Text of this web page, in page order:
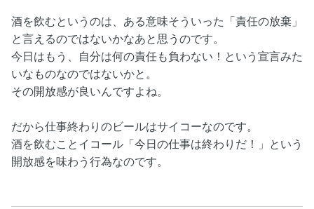
酒を飲むというのは、ある意味そういった「責任の放棄」
と言えるのではないかなあと思うのです。
今日はもう、自分は何の責任も負わない！という宣言みた
いなものなのではないかと。
その開放感が良いんですよね。
だから仕事終わりのビールはサイコーなのです。
酒を飲むことイコール「今日の仕事は終わりだ！」という
開放感を味わう行為なのです。